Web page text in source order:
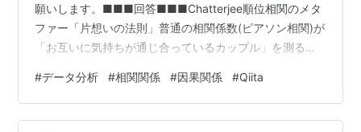
願いします。■■■回答■■■Chatterjee順位相関のメタ
ファー「片想いの法則」普通の相関係数(ピアソン相関)が
「お互いに気持ちが通じ合っているカップル」を測るの
のようなものです。具体例：登山と景色の関係状況：
「標高が上がると、見える景色の種類が変わる」 標高
100m → 街並みが見える標高500m → 森が見える標高
#データ分析 #相関関係 #因果関係 #Qiita